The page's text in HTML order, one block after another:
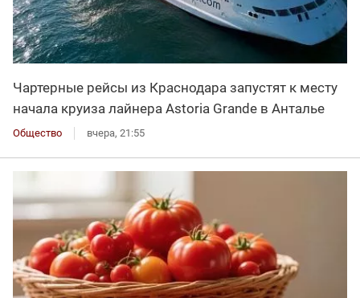
Чартерные рейсы из Краснодара запустят к месту
начала круиза лайнера Astoria Grande в Анталье
Общество вчера, 21:55